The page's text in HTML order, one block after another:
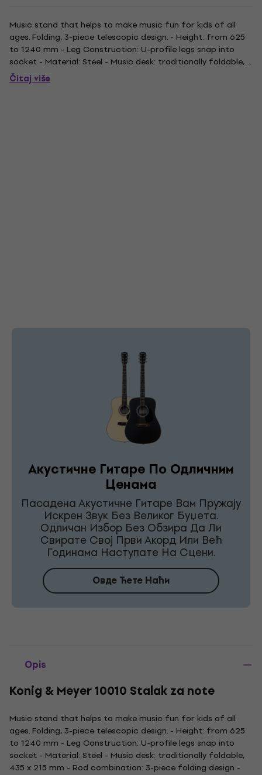
Music stand that helps to make music fun for kids of all
ages. Folding, 3-piece telescopic design. - Height: from 625
to 1240 mm - Leg Construction: U-profile legs snap into
socket - Material: Steel - Music desk: traditionally foldable,
435 x 215 mm - Rod combination: 3-piece folding design -
Size when folded: 490 mm - Weight: 1,31 kg - Colour:...
Čitaj više
Акустичне Гитаре По Одличним
Ценама
Пасадена Акустичне Гитаре Вам Пружају
Искрен Звук Без Великог Буџета.
Одличан Избор Без Обзира Да Ли
Свирате Свој Први Акорд Или Већ
Годинама Наступате На Сцени.
Овде Ћете Наћи
Opis
Konig & Meyer 10010 Stalak za note
Music stand that helps to make music fun for kids of all
ages. Folding, 3-piece telescopic design. - Height: from 625
to 1240 mm - Leg Construction: U-profile legs snap into
socket - Material: Steel - Music desk: traditionally foldable,
435 x 215 mm - Rod combination: 3-piece folding design -